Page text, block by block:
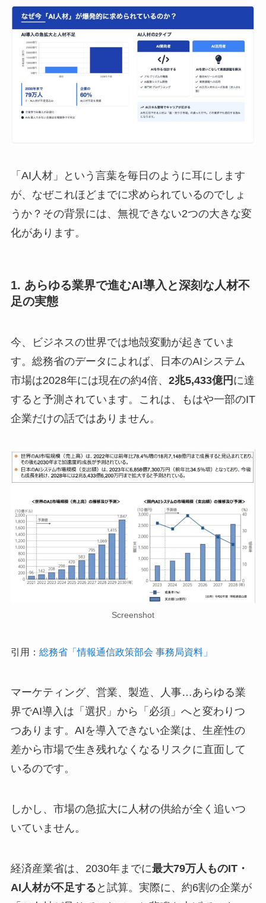
「AI人材」という言葉を毎日のように耳にします
が、なぜこれほどまでに求められているのでしょ
うか？その背景には、無視できない2つの大きな変
化があります。
1. あらゆる業界で進むAI導入と深刻な人材不
足の実態
今、ビジネスの世界では地殻変動が起きていま
す。総務省のデータによれば、日本のAIシステム
市場は2028年には現在の約4倍、 2兆5,433億円 に達
すると予測されています。これは、もはや一部のIT
企業だけの話ではありません。
Screenshot
引用： 総務省「情報通信政策部会 事務局資料」
マーケティング、営業、製造、人事…あらゆる業
界でAI導入は「選択」から「必須」へと変わりつ
つあります。AIを導入できない企業は、生産性の
差から市場で生き残れなくなるリスクに直面して
いるのです。
しかし、市場の急拡大に人材の供給が全く追いつ
いていません。
経済産業省は、2030年までに最大79万人ものIT・
AI人材が不足する と試算。実際に、約6割の企業が